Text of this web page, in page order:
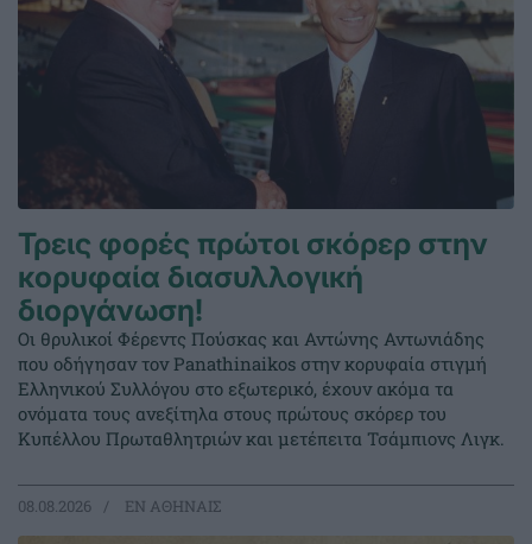
Τρεις φορές πρώτοι σκόρερ στην
κορυφαία διασυλλογική
διοργάνωση!
Οι θρυλικοί Φέρεντς Πούσκας και Αντώνης Αντωνιάδης
που οδήγησαν τον Panathinaikos στην κορυφαία στιγμή
Ελληνικού Συλλόγου στο εξωτερικό, έχουν ακόμα τα
ονόματα τους ανεξίτηλα στους πρώτους σκόρερ του
Κυπέλλου Πρωταθλητριών και μετέπειτα Τσάμπιονς Λιγκ.
08.08.2026 EΝ ΑΘΗΝΑΙΣ